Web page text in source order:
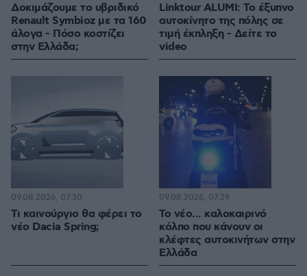
Δοκιμάζουμε το υβριδικό
Renault Symbioz με τα 160
άλογα - Πόσο κοστίζει
στην Ελλάδα;
Linktour ALUMI: Το έξυπνο
αυτοκίνητο της πόλης σε
τιμή έκπληξη - Δείτε το
video
Τι καινούργιο θα φέρει το
νέο Dacia Spring;
09.08.2026, 07:30
Το νέο... καλοκαιρινό
κόλπο που κάνουν οι
κλέφτες αυτοκινήτων στην
Ελλάδα
09.08.2026, 07:29